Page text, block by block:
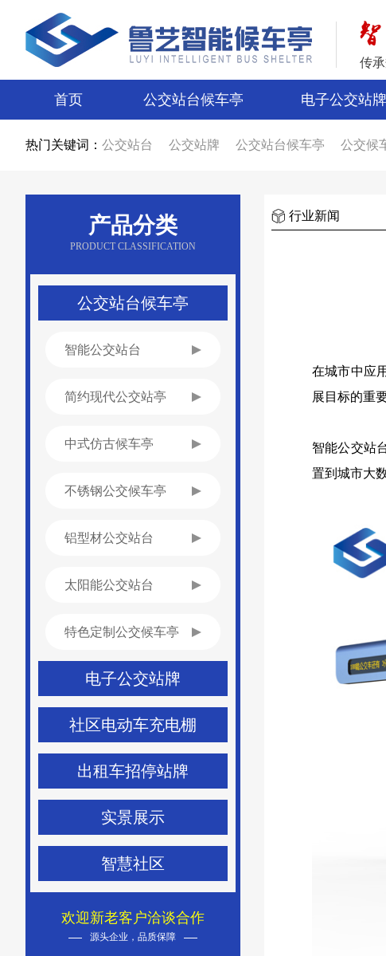
传
首页 公交站台候车亭 电子公交站牌
热门关键词： 公交站台 公交站牌 公交站台候车亭 公交候
电子站牌厂家
公交站台厂家
候车亭图片
宿迁候车亭
宿迁电子站牌
电子站牌设计
公
新款候车亭
新款电子站牌
公交站台报价
不锈钢候车亭
乡镇候车亭
公交站亭厂家
产品分类
PRODUCT CLASSIFICATION
公交站台候车亭
智能公交站台
简约现代公交站亭
中式仿古候车亭
不锈钢公交候车亭
铝型材公交站台
太阳能公交站台
特色定制公交候车亭
电子公交站牌
社区电动车充电棚
出租车招停站牌
实景展示
智慧社区
欢迎新老客户洽谈合作
源头企业，品质保障
行业新闻
在城市中应
展目标的重
智能公交站
置到城市大